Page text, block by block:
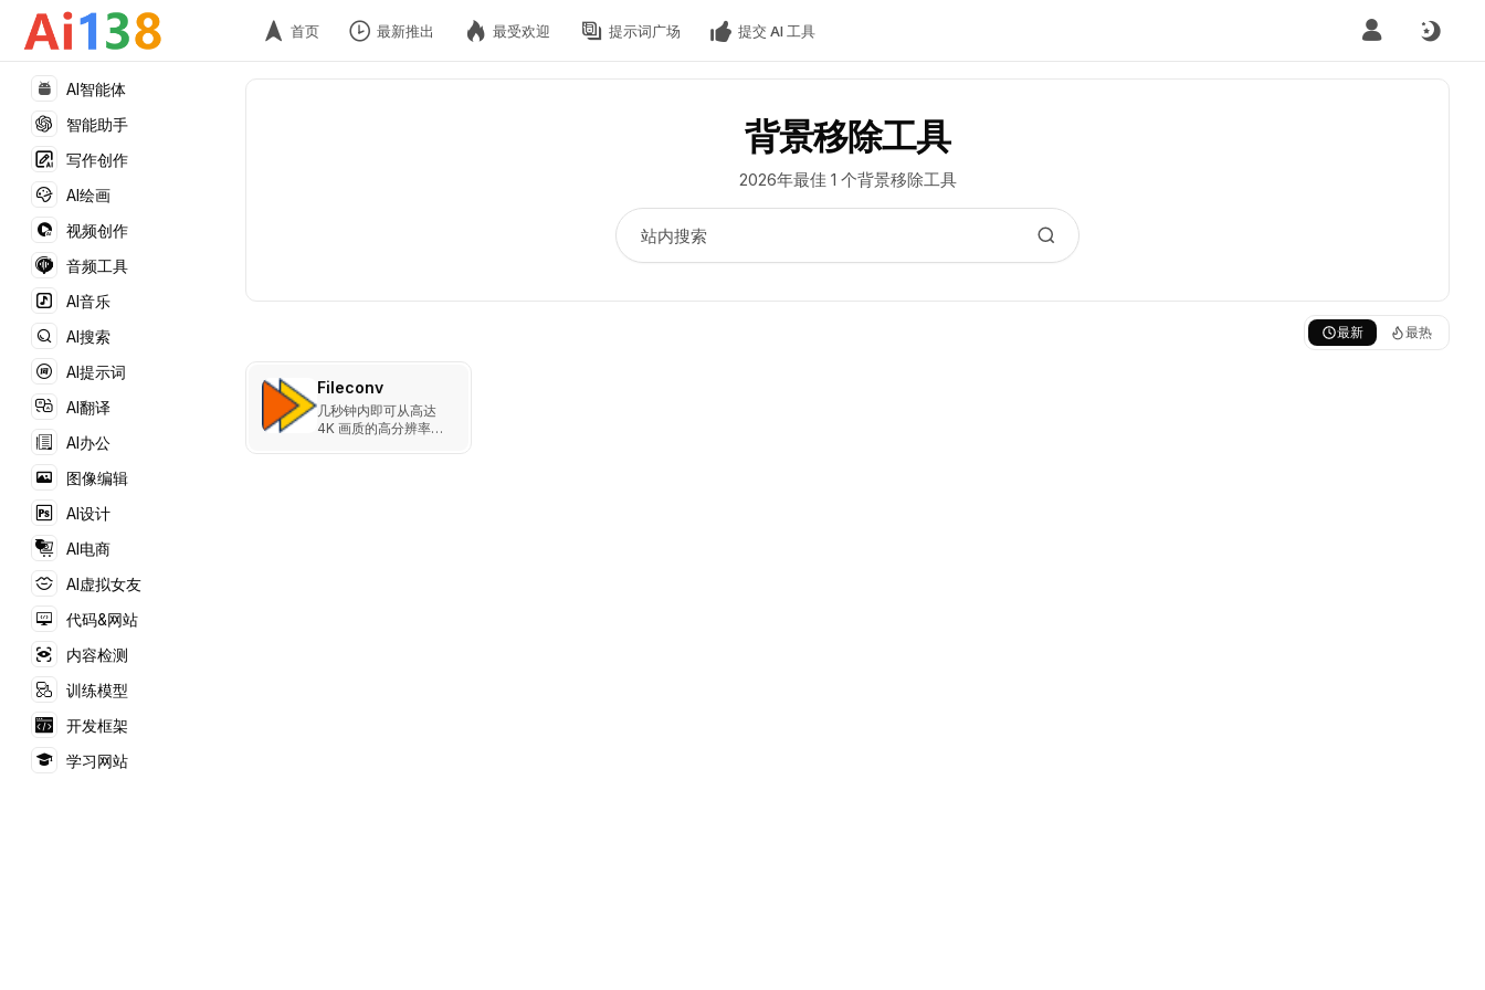
AI智能体
智能助手
写作创作
AI绘画
视频创作
音频工具
AI音乐
AI搜索
AI提示词
AI翻译
AI办公
图像编辑
AI设计
AI电商
AI虚拟女友
代码&网站
内容检测
训练模型
开发框架
学习网站
首页 最新推出 最受欢迎 提示词广场 提交 AI 工具
背景移除工具
2026年最佳 1 个背景移除工具
最新 最热
Fileconv
几秒钟内即可从高达
4K 画质的高分辨率照